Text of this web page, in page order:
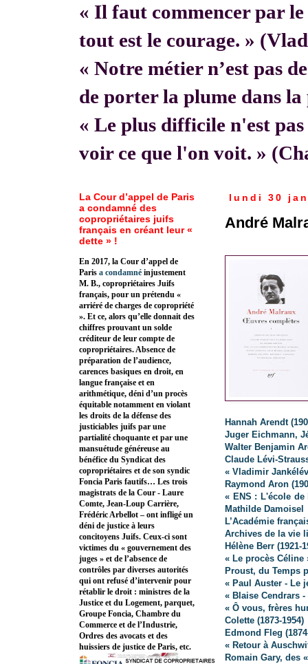
« Il faut commencer par le
tout est le courage. »
« Notre métier n’est pas
de porter la plume dans
« Le plus difficile n'est
voir ce que l'on voit. »
lundi 30
André
Hannah Arendt
Juger Eichmann,
Walter Benjamin
Claude Lévi-
« Vladimir
Raymond Aron
« ENS : L'école de
Mathilde Damoisel
L’Académie
Archives de la vie
Hélène Berr (1921-
« Le procès Céline
Proust, du Temps
« Paul Auster - Le
« Blaise Cendrars
« Ô vous, frères
Colette (1873-1954)
Edmond Fleg
« Retour à
Romain Gary, des
La Cour d’appel de Paris
a condamné des
copropriétaires juifs
français en créant leur «
dette » !
En 2017, la Cour d’appel de
Paris a condamné injustement
M. B., copropriétaires Juifs
français, pour un prétendu «
arriéré de charges de copropriété
». Et ce, alors qu’elle donnait des
chiffres prouvant un solde
créditeur de leur compte de
copropriétaires. Absence de
préparation de l’audience,
carences basiques en droit, en
langue française et en
arithmétique, déni d’un procès
équitable notamment en violant
les droits de la défense des
justiciables juifs par une
partialité choquante et par une
mansuétude généreuse au
bénéfice du Syndicat des
copropriétaires et de son syndic
Foncia Paris fautifs… Les trois
magistrats de la Cour - Laure
Comte, Jean-Loup Carrière,
Frédéric Arbellot – ont infligé un
déni de justice à leurs
concitoyens Juifs. Ceux-ci sont
victimes du « gouvernement des
juges » et de l’absence de
contrôles par diverses autorités
qui ont refusé d’intervenir pour
rétablir le droit : ministres de la
Justice et du Logement, parquet,
Groupe Foncia, Chambre du
Commerce et de l’Industrie,
Ordres des avocats et des
huissiers de justice de Paris, etc.